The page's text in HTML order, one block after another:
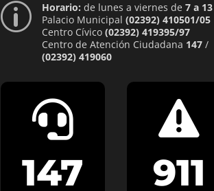
p Horario: de lunes a viernes de 7 a
Palacio Municipal (02392) 410501/05
Centro Cívico (02392) 419395/97
Centro de Atención Ciudadana 147/
(02392) 419060

147

911